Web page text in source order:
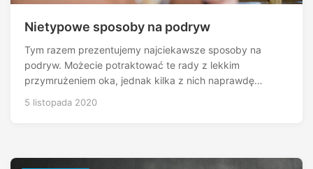
Nietypowe sposoby na podryw
Tym razem prezentujemy najciekawsze sposoby na
podryw. Możecie potraktować te rady z lekkim
przymrużeniem oka, jednak kilka z nich naprawdę…
5 listopada 2020